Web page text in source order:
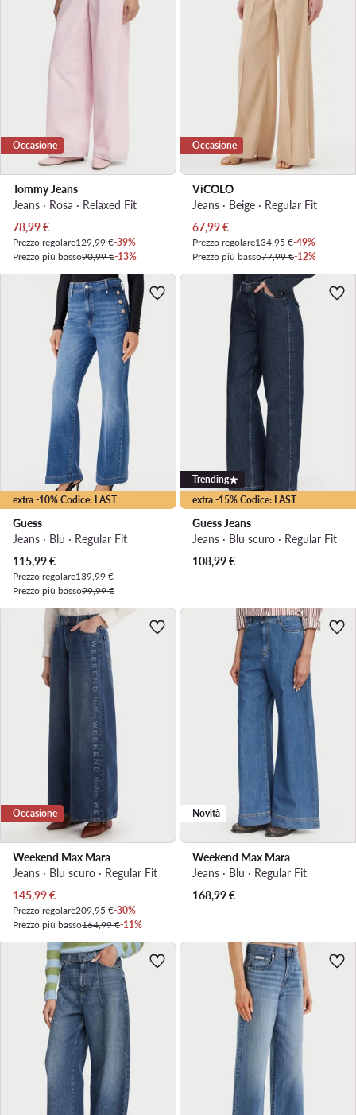
Occasione
Tommy Jeans
Jeans · Rosa · Relaxed Fit
Prezzo attuale
78,99€
Prezzo regolare129,99 €-39%
Prezzo più basso90,99 €-13%
Occasione
ViCOLO
Jeans · Beige · Regular Fit
Prezzo attuale
67,99€
Prezzo regolare134,95 €-49%
Prezzo più basso77,99 €-12%
extra -10% Codice: LAST
Guess
Jeans · Blu · Regular Fit
Prezzo attuale
115,99€
Prezzo regolare139,99 €
Prezzo più basso99,99 €
extra -15% Codice: LAST
Trending
Guess Jeans
Jeans · Blu scuro · Regular Fit
108,99€
Occasione
Weekend Max Mara
Jeans · Blu scuro · Regular Fit
Prezzo attuale
145,99€
Prezzo regolare209,95 €-30%
Prezzo più basso164,99 €-11%
Novità
Weekend Max Mara
Jeans · Blu · Regular Fit
168,99€